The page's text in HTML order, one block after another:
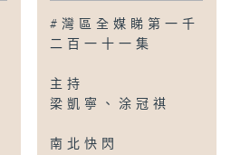
#灣區全媒睇第一千
二百一十一集
主持
梁凱寧、涂冠祺
南北快閃